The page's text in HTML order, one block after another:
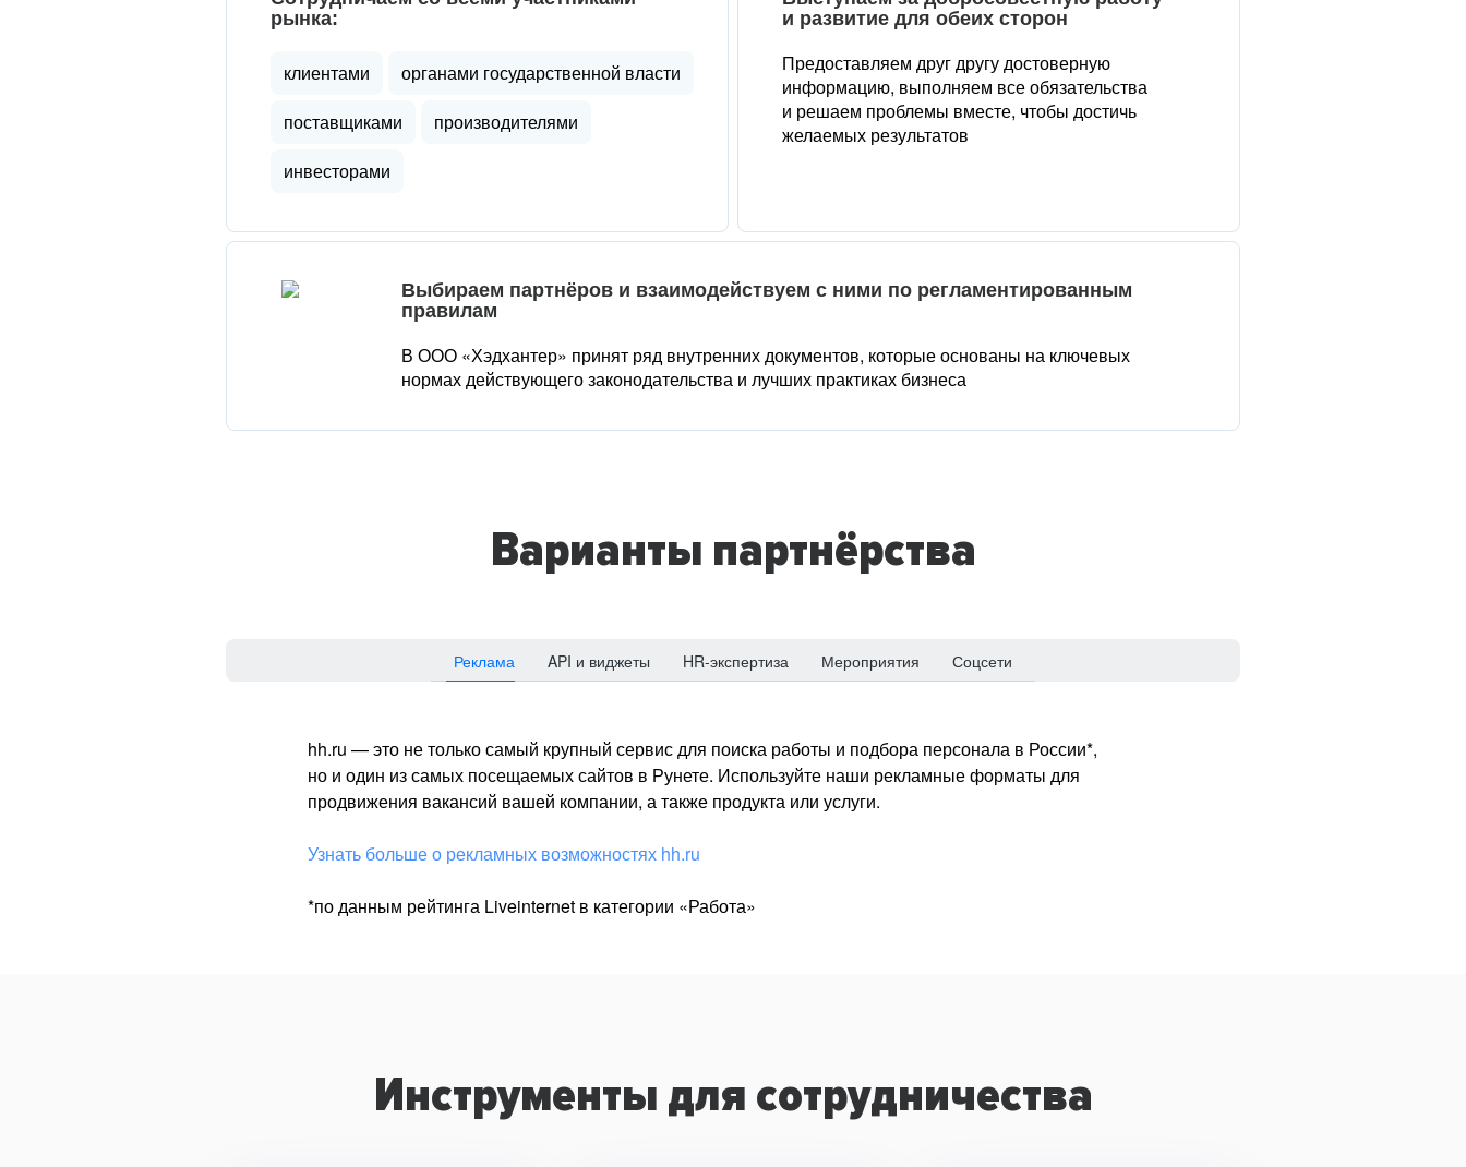
рынка:
клиентами
органами государственной власти
поставщиками
производителями
инвесторами
и развитие для обеих сторон
Предоставляем друг другу достоверную
информацию, выполняем все обязательства
и решаем проблемы вместе, чтобы достичь
желаемых результатов
Выбираем партнёров и взаимодействуем с ними по регламентированным
правилам
В ООО «Хэдхантер» принят ряд внутренних документов, которые основаны на ключевых
нормах действующего законодательства и лучших практиках бизнеса
Варианты партнёрства
Реклама API и виджеты HR-экспертиза Мероприятия Соцсети
hh.ru — это не только самый крупный сервис для поиска работы и подбора персонала в России*,
но и один из самых посещаемых сайтов в Рунете. Используйте наши рекламные форматы для
продвижения вакансий вашей компании, а также продукта или услуги.
Узнать больше о рекламных возможностях hh.ru
*по данным рейтинга Liveinternet в категории «Работа»
Инструменты для сотрудничества